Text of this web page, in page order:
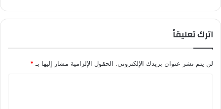
اترك تعليقاً
لن يتم نشر عنوان بريدك الإلكتروني. الحقول الإلزامية مشار إليها بـ *